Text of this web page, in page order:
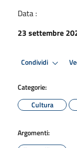
Data :
23 settembre
Condividi
Categorie:
Cultura
Argomenti: